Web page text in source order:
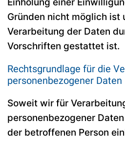
Einholung einer
Gründen nicht möglich ist
Verarbeitung der Daten
Vorschriften gestattet ist.
Rechtsgrundlage für die
personenbezogener Daten
Soweit wir für
personenbezogener
der betroffenen Person